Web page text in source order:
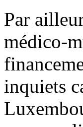
Par
médico-
inquiets